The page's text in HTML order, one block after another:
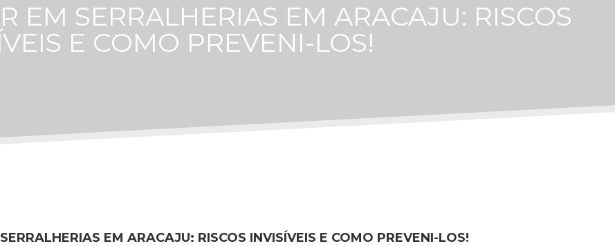
EM SERRALHERIAS EM ARACAJU: RISCOS
E COMO PREVENI-LOS!
EM ARACAJU: RISCOS INVISÍVEIS E COMO PREVENI-LOS!